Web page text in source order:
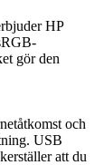
HP
gör den
och
USB
att du